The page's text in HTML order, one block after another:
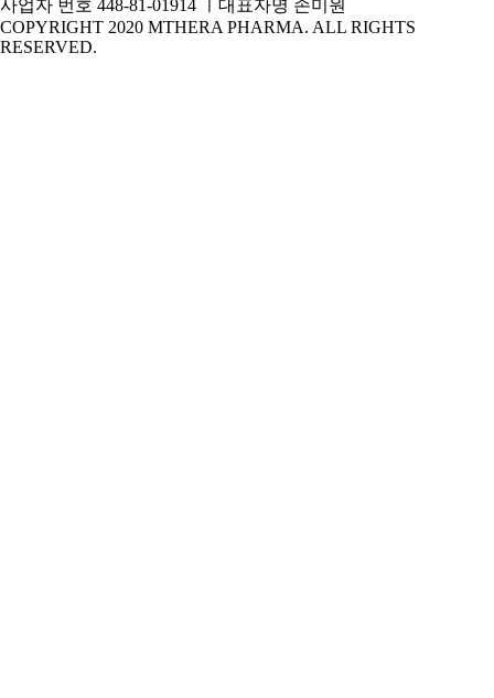
사업자 번호 448-81-01914
대표자명 손미원
COPYRIGHT 2020 MTHERA PHARMA. ALL RIGHTS
RESERVED.